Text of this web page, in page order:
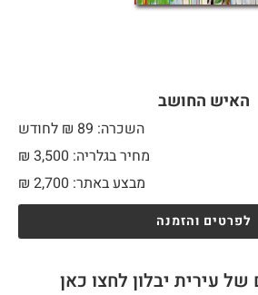
האיש החושב
השכרה: 89 ₪ לחודש
מחיר בגלריה: 3,500 ₪
מבצע באתר:
₪ 2,700
לפרטים והזמנה
של עירית יבלון לחצו כאן